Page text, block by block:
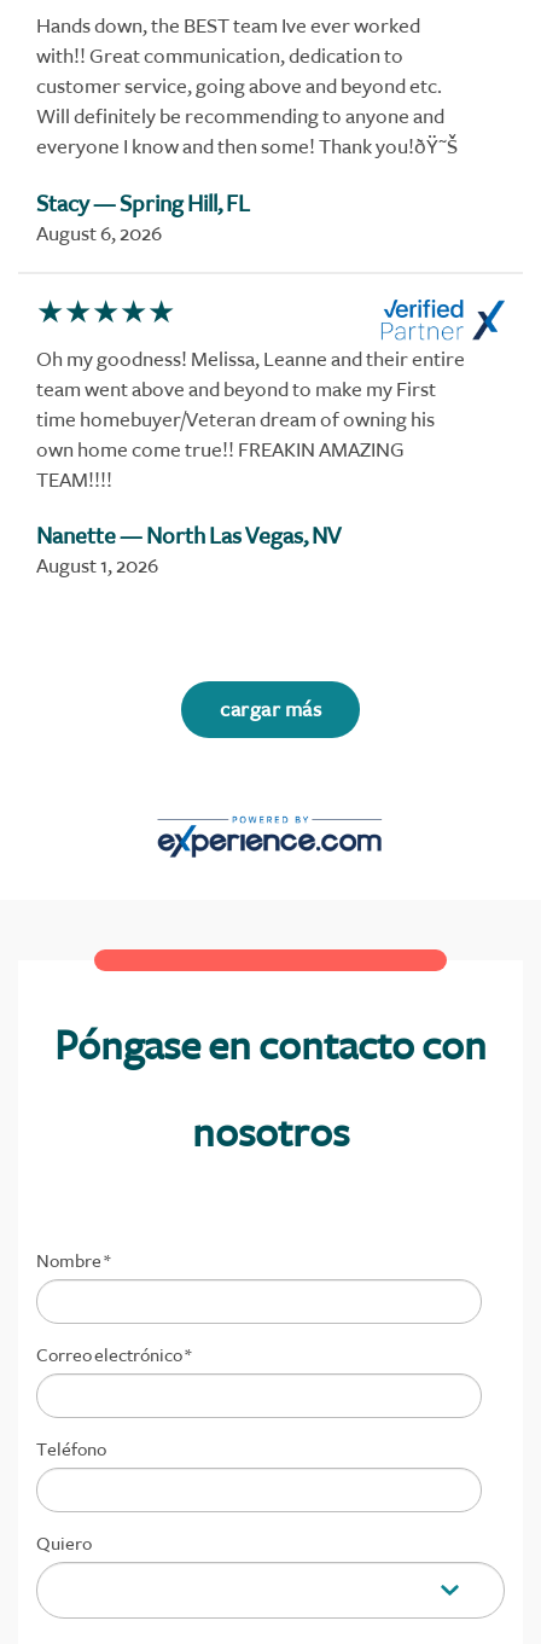
Hands down, the BEST team Ive ever worked
with!! Great communication, dedication to
customer service, going above and beyond etc.
Will definitely be recommending to anyone and
everyone I know and then some! Thank you!ðŸ˜Š
Stacy— Spring Hill, FL
August 6, 2026
Oh my goodness! Melissa, Leanne and their entire
team went above and beyond to make my First
time homebuyer/Veteran dream of owning his
own home come true!! FREAKIN AMAZING
TEAM!!!!
Nanette— North Las Vegas, NV
August 1, 2026
cargar más
Póngase en contacto con
nosotros
Nombre*
Correo electrónico*
Teléfono
Quiero